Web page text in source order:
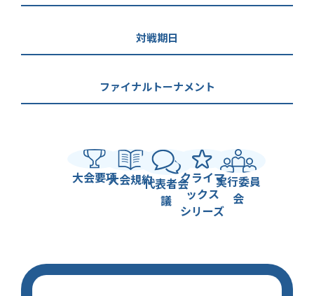
対戦期日
ファイナルトーナメント
大会要項大会規約代表者会
議
クライマ
ックス
シリーズ
実行委員
会